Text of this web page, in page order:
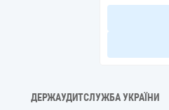
ДЕРЖАУДИТСЛУЖБА УКРАЇНИ